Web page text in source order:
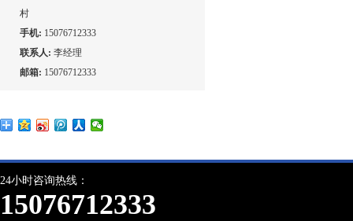
村
手机: 15076712333
联系人: 李经理
邮箱: 15076712333
24小时咨询热线：
15076712333